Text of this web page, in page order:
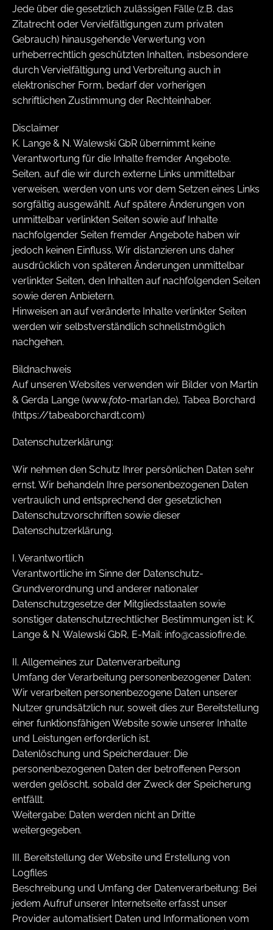
Jede über die gesetzlich zulässigen Fälle (z.B. das
Zitatrecht oder Vervielfältigungen zum privaten
Gebrauch) hinausgehende Verwertung von
urheberrechtlich geschützten Inhalten, insbesondere
durch Vervielfältigung und Verbreitung auch in
elektronischer Form, bedarf der vorherigen
schriftlichen Zustimmung der Rechteinhaber.
Disclaimer
K. Lange & N. Walewski GbR übernimmt keine
Verantwortung für die Inhalte fremder Angebote.
Seiten, auf die wir durch externe Links unmittelbar
verweisen, werden von uns vor dem Setzen eines Links
sorgfältig ausgewählt. Auf spätere Änderungen von
unmittelbar verlinkten Seiten sowie auf Inhalte
nachfolgender Seiten fremder Angebote haben wir
jedoch keinen Einfluss. Wir distanzieren uns daher
ausdrücklich von späteren Änderungen unmittelbar
verlinkter Seiten, den Inhalten auf nachfolgenden Seiten
sowie deren Anbietern.
Hinweisen an auf veränderte Inhalte verlinkter Seiten
werden wir selbstverständlich schnellstmöglich
nachgehen.
Bildnachweis
Auf unseren Websites verwenden wir Bilder von Martin
& Gerda Lange (www.foto-marlan.de), Tabea Borchard
(https://tabeaborchardt.com)
Datenschutzerklärung:
Wir nehmen den Schutz Ihrer persönlichen Daten sehr
ernst. Wir behandeln Ihre personenbezogenen Daten
vertraulich und entsprechend der gesetzlichen
Datenschutzvorschriften sowie dieser
Datenschutzerklärung.
I. Verantwortlich
Verantwortliche im Sinne der Datenschutz-
Grundverordnung und anderer nationaler
Datenschutzgesetze der Mitgliedsstaaten sowie
sonstiger datenschutzrechtlicher Bestimmungen ist: K.
Lange & N. Walewski GbR, E-Mail: info@cassiofire.de.
II. Allgemeines zur Datenverarbeitung
Umfang der Verarbeitung personenbezogener Daten:
Wir verarbeiten personenbezogene Daten unserer
Nutzer grundsätzlich nur, soweit dies zur Bereitstellung
einer funktionsfähigen Website sowie unserer Inhalte
und Leistungen erforderlich ist.
Datenlöschung und Speicherdauer: Die
personenbezogenen Daten der betroffenen Person
werden gelöscht, sobald der Zweck der Speicherung
entfällt.
Weitergabe: Daten werden nicht an Dritte
weitergegeben.
III. Bereitstellung der Website und Erstellung von
Logfiles
Beschreibung und Umfang der Datenverarbeitung: Bei
jedem Aufruf unserer Internetseite erfasst unser
Provider automatisiert Daten und Informationen vom